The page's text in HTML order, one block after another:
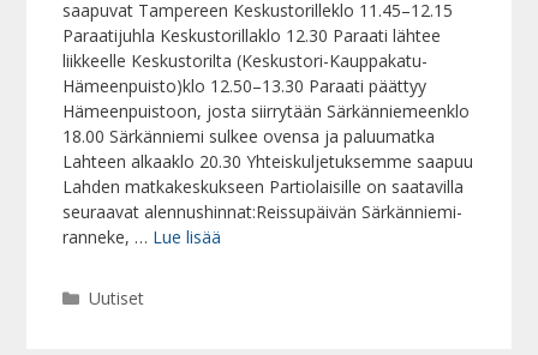
saapuvat Tampereen Keskustorilleklo 11.45–12.15
Paraatijuhla Keskustorillaklo 12.30 Paraati lähtee
liikkeelle Keskustorilta (Keskustori-Kauppakatu-
Hämeenpuisto)klo 12.50–13.30 Paraati päättyy
Hämeenpuistoon, josta siirrytään Särkänniemeenklo
18.00 Särkänniemi sulkee ovensa ja paluumatka
Lahteen alkaaklo 20.30 Yhteiskuljetuksemme saapuu
Lahden matkakeskukseen Partiolaisille on saatavilla
seuraavat alennushinnat:Reissupäivän Särkänniemi-
ranneke, … Lue lisää
Kategoriat
Uutiset